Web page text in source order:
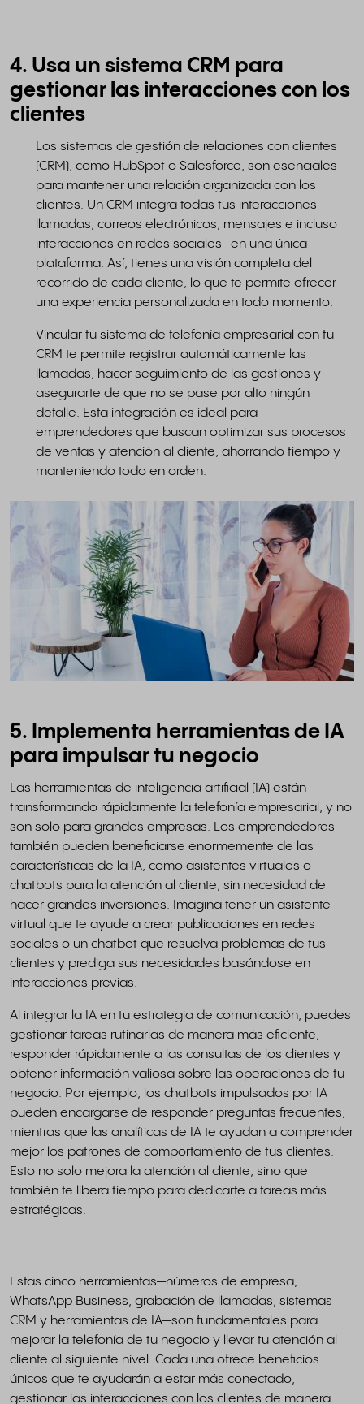
4. Usa un sistema CRM para
gestionar las interacciones con los
clientes
Los sistemas de gestión de relaciones con clientes
(CRM), como HubSpot o Salesforce, son esenciales
para mantener una relación organizada con los
clientes. Un CRM integra todas tus interacciones—
llamadas, correos electrónicos, mensajes e incluso
interacciones en redes sociales—en una única
plataforma. Así, tienes una visión completa del
recorrido de cada cliente, lo que te permite ofrecer
una experiencia personalizada en todo momento.
Vincular tu sistema de telefonía empresarial con tu
CRM te permite registrar automáticamente las
llamadas, hacer seguimiento de las gestiones y
asegurarte de que no se pase por alto ningún
detalle. Esta integración es ideal para
emprendedores que buscan optimizar sus procesos
de ventas y atención al cliente, ahorrando tiempo y
manteniendo todo en orden.
5. Implementa herramientas de IA
para impulsar tu negocio
Las herramientas de inteligencia artificial (IA) están
transformando rápidamente la telefonía empresarial, y no
son solo para grandes empresas. Los emprendedores
también pueden beneficiarse enormemente de las
características de la IA, como asistentes virtuales o
chatbots para la atención al cliente, sin necesidad de
hacer grandes inversiones. Imagina tener un asistente
virtual que te ayude a crear publicaciones en redes
sociales o un chatbot que resuelva problemas de tus
clientes y prediga sus necesidades basándose en
interacciones previas.
Al integrar la IA en tu estrategia de comunicación, puedes
gestionar tareas rutinarias de manera más eficiente,
responder rápidamente a las consultas de los clientes y
obtener información valiosa sobre las operaciones de tu
negocio. Por ejemplo, los chatbots impulsados por IA
pueden encargarse de responder preguntas frecuentes,
mientras que las analíticas de IA te ayudan a comprender
mejor los patrones de comportamiento de tus clientes.
Esto no solo mejora la atención al cliente, sino que
también te libera tiempo para dedicarte a tareas más
estratégicas.
Estas cinco herramientas—números de empresa,
WhatsApp Business, grabación de llamadas, sistemas
CRM y herramientas de IA—son fundamentales para
mejorar la telefonía de tu negocio y llevar tu atención al
cliente al siguiente nivel. Cada una ofrece beneficios
únicos que te ayudarán a estar más conectado,
gestionar las interacciones con los clientes de manera